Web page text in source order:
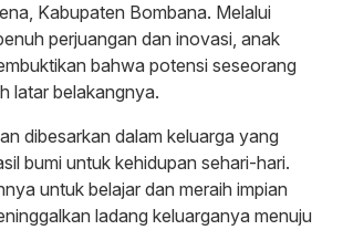
Kabupaten Bombana. Melalui
perjuangan dan inovasi, anak
bahwa potensi seseorang
latar belakangnya.
dibesarkan dalam keluarga yang
bumi untuk kehidupan sehari-hari.
untuk belajar dan meraih impian
ladang keluarganya menuju